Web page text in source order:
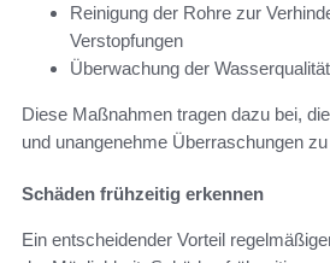
Reinigung der Rohre zur
Verstopfungen
Überwachung der
Diese Maßnahmen tragen dazu bei,
und unangenehme Überraschungen
Schäden frühzeitig erkennen
Ein entscheidender Vorteil